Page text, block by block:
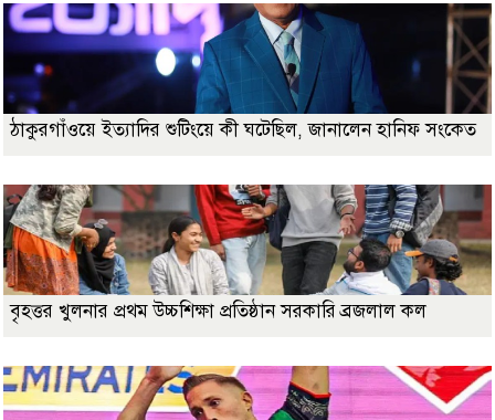
ঠাকুরগাঁওয়ে ইত্যাদির শুটিংয়ে কী ঘটেছিল, জানালেন হানিফ সংকেত
বৃহত্তর খুলনার প্রথম উচ্চশিক্ষা প্রতিষ্ঠান সরকারি ব্রজলাল কল